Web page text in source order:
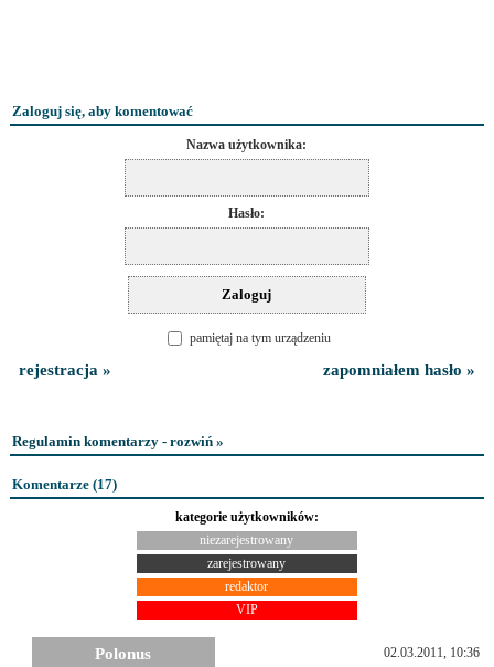
Zaloguj się, aby komentować
Nazwa użytkownika:
Hasło:
pamiętaj na tym urządzeniu
rejestracja » zapomniałem hasło »
Regulamin komentarzy - rozwiń »
Komentarze (17)
kategorie użytkowników:
niezarejestrowany
zarejestrowany
redaktor
VIP
Polonus 02.03.2011, 10:36